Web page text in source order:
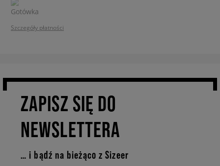
Szczegóły płatności
ZAPISZ SIĘ DO
NEWSLETTERA
… i bądź na bieżąco z Sizeer